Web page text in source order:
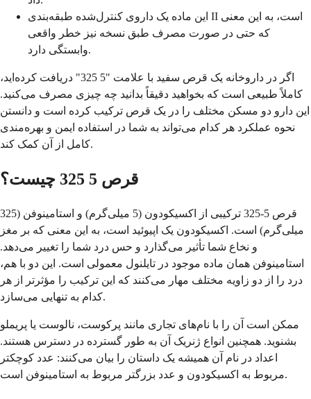
این ماده یک داروی کنترل‌شده طبقه‌بندی II است، به این معنی
که حتی در صورت مصرف طبق نسخه نیز خطر واقعی
وابستگی دارد.
اگر در داروخانه یک قرص سفید با علامت "5 325" دریافت کرده‌اید،
کاملاً طبیعی است که بخواهید دقیقاً بدانید چه چیزی مصرف می‌کنید.
این دارو دو مسکن مختلف را در یک قرص ترکیب کرده است و دانستن
نحوه عملکرد هر کدام می‌تواند به شما در استفاده ایمن و بهره‌مندی
کامل از آن کمک کند.
قرص 5 325 چیست؟
قرص 5-325 ترکیبی از اکسیکودون (5 میلی‌گرم) و استامینوفن (325
میلی‌گرم) است. اکسیکودون یک اپیوئید است، به این معنی که بر مغز
و نخاع شما تأثیر می‌گذارد و حس درد شما را تغییر می‌دهد.
استامینوفن همان ماده موجود در تایلنول معمولی است. این دو با هم،
درد را از دو زاویه مختلف مهار می‌کنند که این ترکیب را مؤثرتر از هر
کدام به تنهایی می‌سازد.
ممکن است آن را با نام‌های تجاری مانند پرکوست، نالوست یا پریملو
بشنوید. همچنین انواع ژنریک آن به طور گسترده در دسترس هستند.
اعداد در نام آن همیشه یک داستان را بیان می‌کنند: عدد کوچکتر
مربوط به اکسیکودون و عدد بزرگتر مربوط به استامینوفن است.